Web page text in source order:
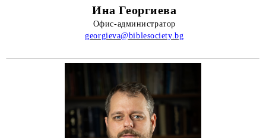
Ина Георгиева
Офис-администратор
georgieva@biblesociety.bg